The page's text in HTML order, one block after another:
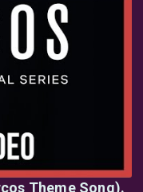
Theme Song).